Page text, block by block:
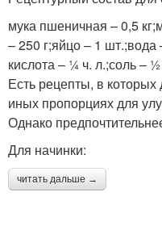
мука пшеничная – 0,5
– 250 г;яйцо – 1
кислота – ¼ ч. л.;соль – ½
Есть рецепты, в которых
иных пропорциях для
Однако
Для начинки:
читать дальше →